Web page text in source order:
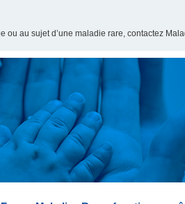
ou au sujet d’une maladie rare, contactez